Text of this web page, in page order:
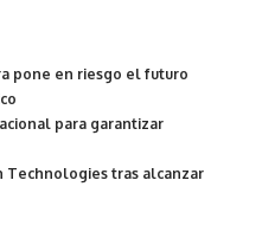
pone en riesgo el futuro
para garantizar
Technologies tras alcanzar